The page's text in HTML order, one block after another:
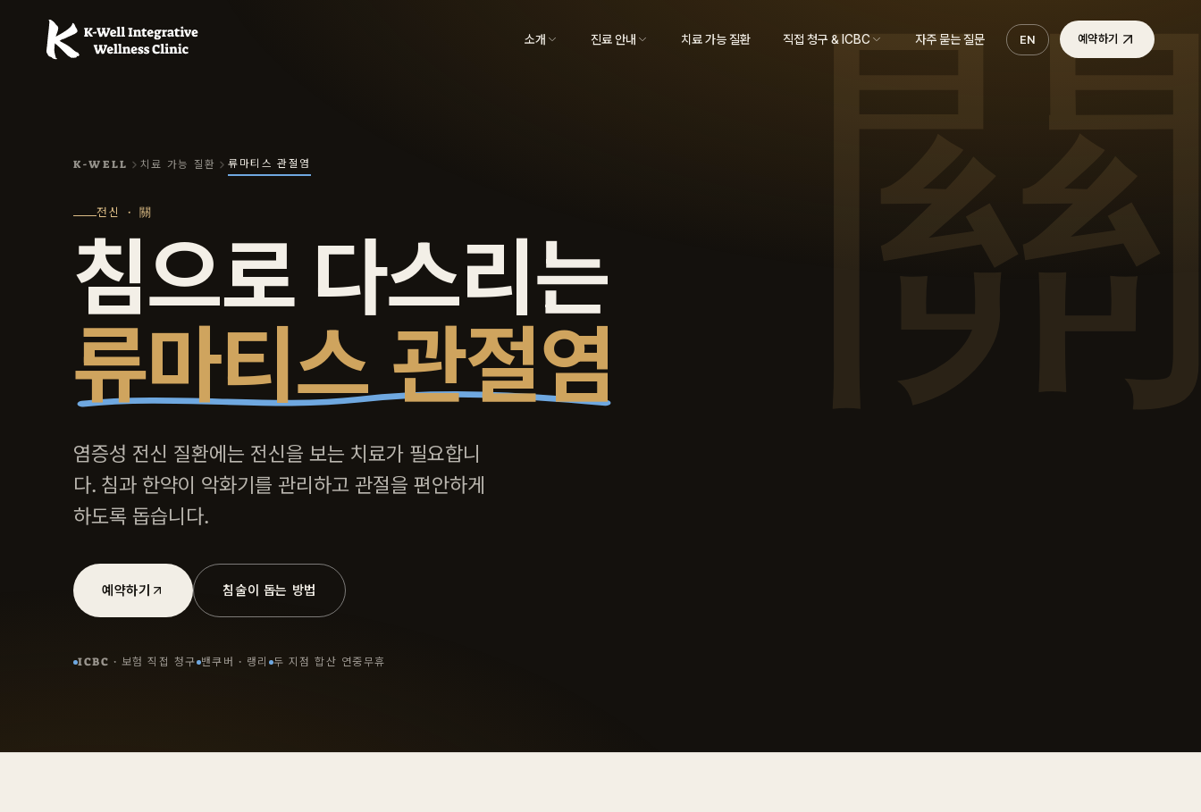
소개 진료 안내 치료 가능 질환 직접 청구 & ICBC 자주 묻는 질문 EN 예약하기
K-WELL 치료 가능 질환 류마티스 관절염
전신 · 關
침으로 다스리는
류마티스 관절염
염증성 전신 질환에는 전신을 보는 치료가 필요합니
다. 침과 한약이 악화기를 관리하고 관절을 편안하게
하도록 돕습니다.
예약하기 침술이 돕는 방법
ICBC · 보험 직접 청구 밴쿠버 · 랭리 두 지점 합산 연중무휴